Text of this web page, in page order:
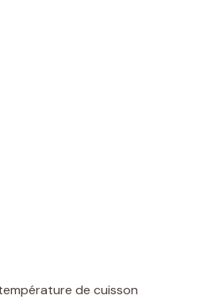
de cuisson